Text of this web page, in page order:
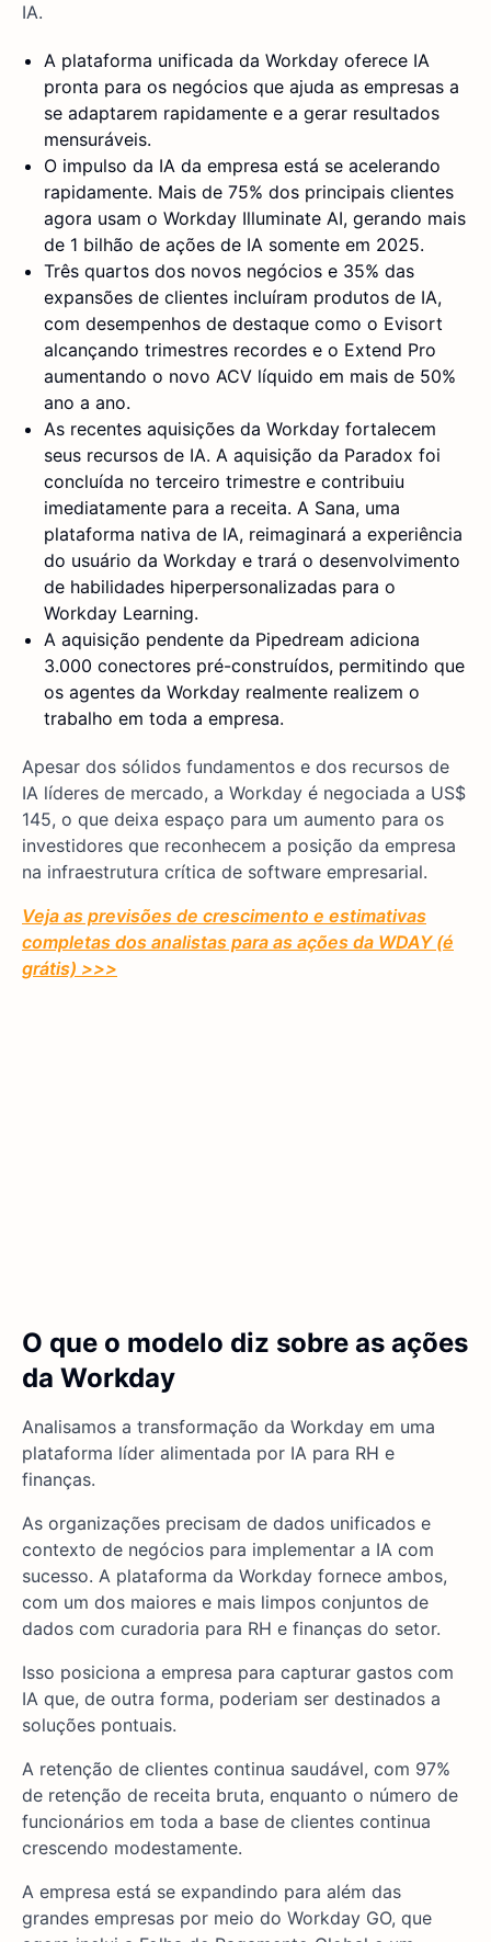
IA.
A plataforma unificada da Workday oferece IA
pronta para os negócios que ajuda as empresas a
se adaptarem rapidamente e a gerar resultados
mensuráveis.
O impulso da IA da empresa está se acelerando
rapidamente. Mais de 75% dos principais clientes
agora usam o Workday Illuminate AI, gerando mais
de 1 bilhão de ações de IA somente em 2025.
Três quartos dos novos negócios e 35% das
expansões de clientes incluíram produtos de IA,
com desempenhos de destaque como o Evisort
alcançando trimestres recordes e o Extend Pro
aumentando o novo ACV líquido em mais de 50%
ano a ano.
As recentes aquisições da Workday fortalecem
seus recursos de IA. A aquisição da Paradox foi
concluída no terceiro trimestre e contribuiu
imediatamente para a receita. A Sana, uma
plataforma nativa de IA, reimaginará a experiência
do usuário da Workday e trará o desenvolvimento
de habilidades hiperpersonalizadas para o
Workday Learning.
A aquisição pendente da Pipedream adiciona
3.000 conectores pré-construídos, permitindo que
os agentes da Workday realmente realizem o
trabalho em toda a empresa.
Apesar dos sólidos fundamentos e dos recursos de
IA líderes de mercado, a Workday é negociada a US$
145, o que deixa espaço para um aumento para os
investidores que reconhecem a posição da empresa
na infraestrutura crítica de software empresarial.
Veja as previsões de crescimento e estimativas
completas dos analistas para as ações da WDAY (é
grátis) >>>
O que o modelo diz sobre as ações
da Workday
Analisamos a transformação da Workday em uma
plataforma líder alimentada por IA para RH e
finanças.
As organizações precisam de dados unificados e
contexto de negócios para implementar a IA com
sucesso. A plataforma da Workday fornece ambos,
com um dos maiores e mais limpos conjuntos de
dados com curadoria para RH e finanças do setor.
Isso posiciona a empresa para capturar gastos com
IA que, de outra forma, poderiam ser destinados a
soluções pontuais.
A retenção de clientes continua saudável, com 97%
de retenção de receita bruta, enquanto o número de
funcionários em toda a base de clientes continua
crescendo modestamente.
A empresa está se expandindo para além das
grandes empresas por meio do Workday GO, que